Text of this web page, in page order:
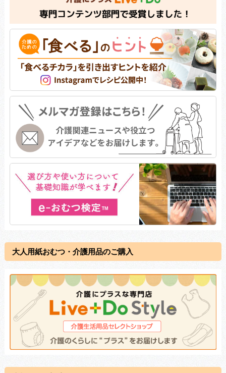
大人用紙おむつ・介護用品のご購入